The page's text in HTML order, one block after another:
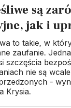
są
jak i
to takie, w
zaufanie.
szczęścia
nie są wcale
-
Krysia.